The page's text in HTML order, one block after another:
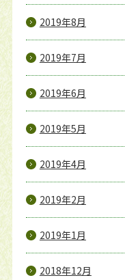
2019年8月
2019年7月
2019年6月
2019年5月
2019年4月
2019年2月
2019年1月
2018年12月